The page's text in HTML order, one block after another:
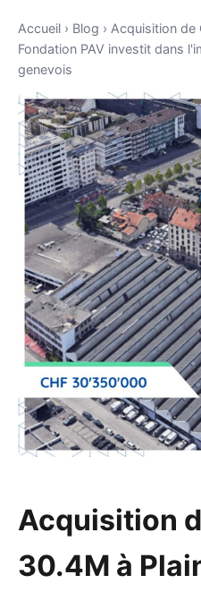
Accueil › Blog › Acquisition de
Fondation PAV investit dans
genevois
Acquisition
30.4M à